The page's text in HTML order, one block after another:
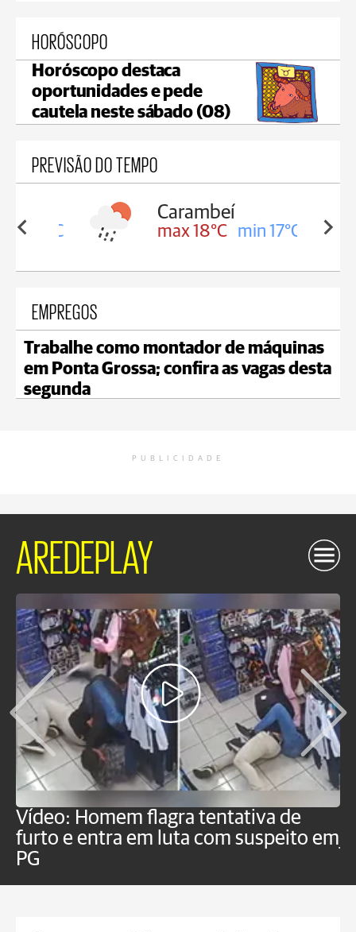
HORÓSCOPO
Horóscopo destaca
oportunidades e pede
cautela neste sábado (08)
PREVISÃO DO TEMPO
18°C
Carambeí
max 18°C min 17°C
EMPREGOS
Trabalhe como montador de máquinas
em Ponta Grossa; confira as vagas desta
segunda
PUBLICIDADE
AREDEPLAY
Vídeo: Homem flagra tentativa de
furto e entra em luta com suspeito em
PG